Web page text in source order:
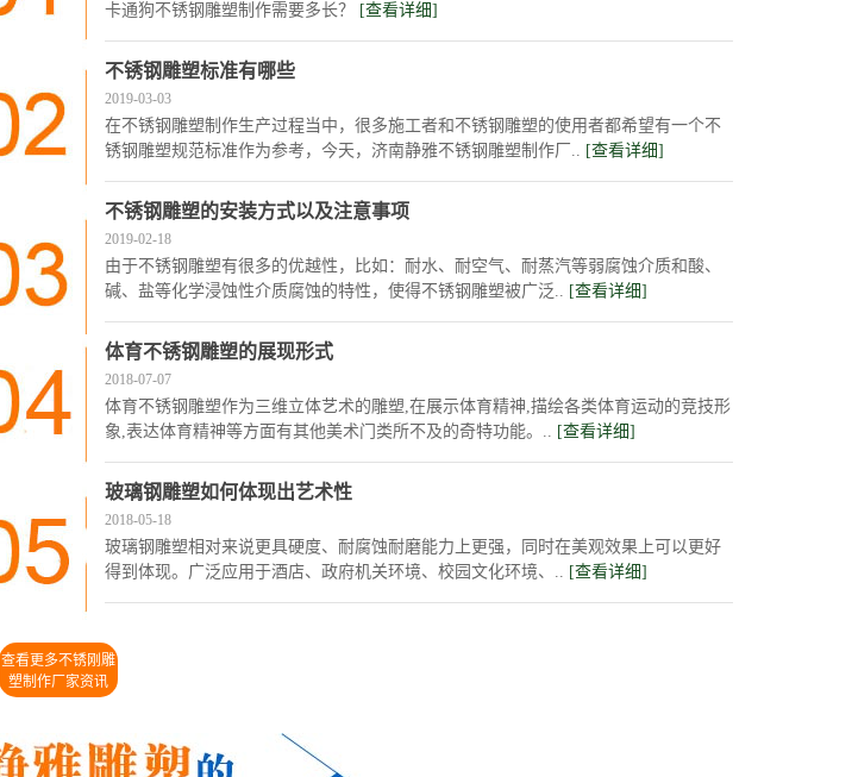
卡通狗不锈钢雕塑制作需要多长？
[查看详细]
不锈钢雕塑标准有哪些
在不锈钢雕塑制作生产过程当中，很多施工者和不锈钢雕塑的使用者都希望有一个不
锈钢雕塑规范标准作为参考，今天，济南静雅不锈钢雕塑制作厂.. [查看详细]
2019-03-03
不锈钢雕塑的安装方式以及注意事项
由于不锈钢雕塑有很多的优越性，比如：耐水、耐空气、耐蒸汽等弱腐蚀介质和酸、
碱、盐等化学浸蚀性介质腐蚀的特性，使得不锈钢雕塑被广泛.. [查看详细]
2019-02-18
体育不锈钢雕塑的展现形式
体育不锈钢雕塑作为三维立体艺术的雕塑,在展示体育精神,描绘各类体育运动的竞技形
象,表达体育精神等方面有其他美术门类所不及的奇特功能。.. [查看详细]
2018-07-07
玻璃钢雕塑如何体现出艺术性
玻璃钢雕塑相对来说更具硬度、耐腐蚀耐磨能力上更强，同时在美观效果上可以更好
得到体现。广泛应用于酒店、政府机关环境、校园文化环境、.. [查看详细]
2018-05-18
查看更多不锈刚雕
塑制作厂家资讯